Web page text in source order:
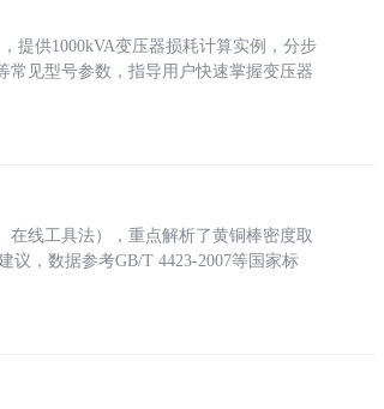
提供1000kVA变压器损耗计算实例，分步
常见型号参数，指导用户快速掌握变压器
线工具法），重点解析了黄铜棒密度取
议，数据参考GB/T 4423-2007等国家标